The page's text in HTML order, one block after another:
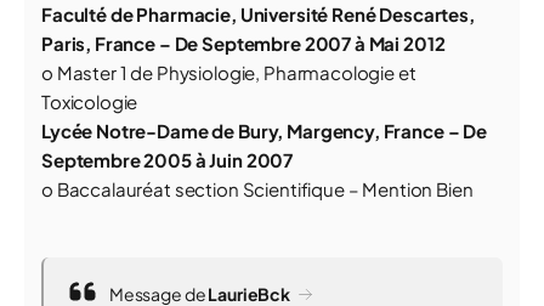
Faculté de Pharmacie, Université René Descartes,
Paris, France – De Septembre 2007 à Mai 2012
o Master 1 de Physiologie, Pharmacologie et
Toxicologie
Lycée Notre-Dame de Bury, Margency, France – De
Septembre 2005 à Juin 2007
o Baccalauréat section Scientifique – Mention Bien
Message deLaurieBck